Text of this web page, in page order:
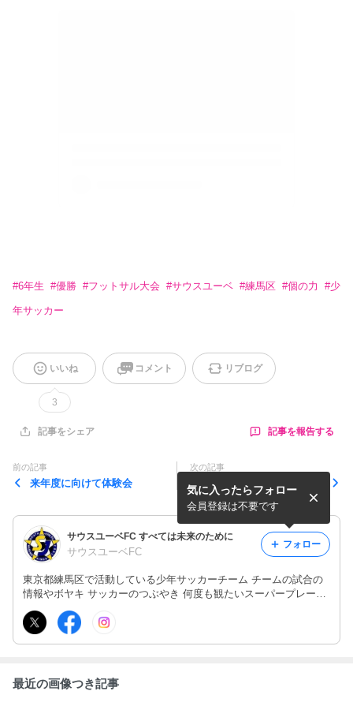
#6年生 #優勝 #フットサル大会 #サウスユーベ #練馬区 #個の力 #少
年サッカー
いいね
3
コメント リブログ
記事をシェア 記事を報告する
前の記事
来年度に向けて体験会
次の記事
３年生 トーマスカップ 順
位決定戦
サウスユーベFC すべては未来のために
サウスユーベFC
東京都練馬区で活動している少年サッカーチーム チームの試合の
情報やボヤキ サッカーのつぶやき 何度も観たいスーパープレー動
画ets
気に入ったらフォロー
会員登録は不要です
フォロー
最近の画像つき記事